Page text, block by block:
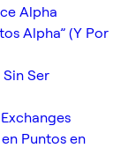
Alpha
Alpha” (Y Por
Ser
Puntos en